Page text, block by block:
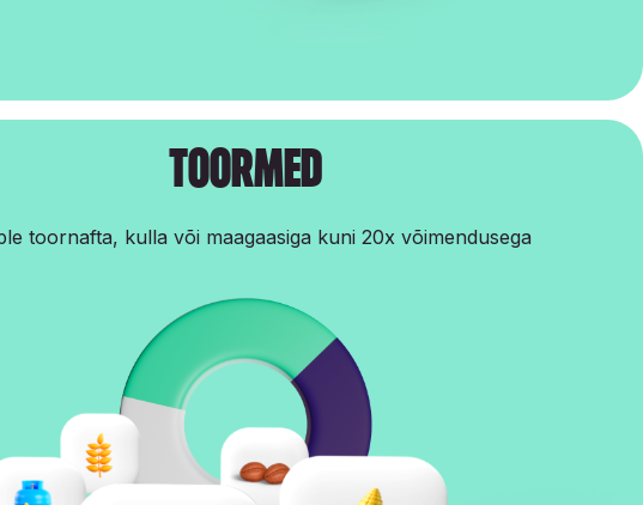
Toormed
toornafta, kulla või maagaasiga kuni 20x võimendusega